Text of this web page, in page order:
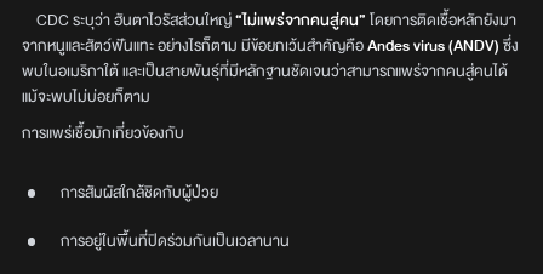
CDC ระบุว่า ฮันตาไวรัสส่วนใหญ่“ไม่แพร่จากคนสู่คน”โดยการติดเชื้อหลักยังมา
จากหนูและสัตว์ฟันแทะ อย่างไรก็ตาม มีข้อยกเว้นสำคัญคือAndes virus (ANDV)ซึ่ง
พบในอเมริกาใต้ และเป็นสายพันธุ์ที่มีหลักฐานชัดเจนว่าสามารถแพร่จากคนสู่คนได้
แม้จะพบไม่บ่อยก็ตาม
การแพร่เชื้อมักเกี่ยวข้องกับ
การสัมผัสใกล้ชิดกับผู้ป่วย
การอยู่ในพื้นที่ปิดร่วมกันเป็นเวลานาน